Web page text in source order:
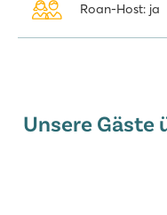
Roan-Host: ja
Unsere Gäste